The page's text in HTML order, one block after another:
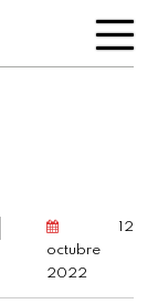
12
octubre
2022